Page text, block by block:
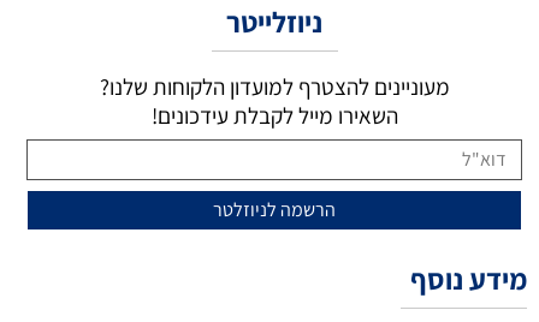
ניוזלייטר
מעוניינים להצטרף למועדון הלקוחות שלנו?
השאירו מייל לקבלת עידכונים!
מידע נוסף